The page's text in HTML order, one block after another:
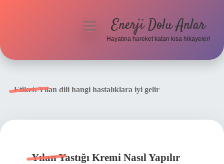
menüyüEnerji Dolu Anlar
Hayatına hareket katan kısa hikayeler!
Etiket:Yılan dili hangi hastalıklara iyi gelir
Yılan Yastığı Kremi Nasıl Yapılır